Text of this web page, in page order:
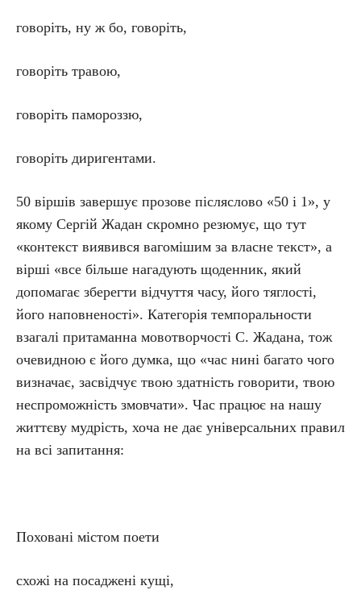
говоріть, ну ж бо, говоріть,
говоріть травою,
говоріть памороззю,
говоріть диригентами.
50 віршів завершує прозове післяслово «50 і 1», у
якому Сергій Жадан скромно резюмує, що тут
«контекст виявився вагомішим за власне текст», а
вірші «все більше нагадують щоденник, який
допомагає зберегти відчуття часу, його тяглості,
його наповненості». Категорія темпоральности
взагалі притаманна мовотворчості С. Жадана, тож
очевидною є його думка, що «час нині багато чого
визначає, засвідчує твою здатність говорити, твою
неспроможність змовчати». Час працює на нашу
життєву мудрість, хоча не дає універсальних правил
на всі запитання:
Поховані містом поети
схожі на посаджені кущі,